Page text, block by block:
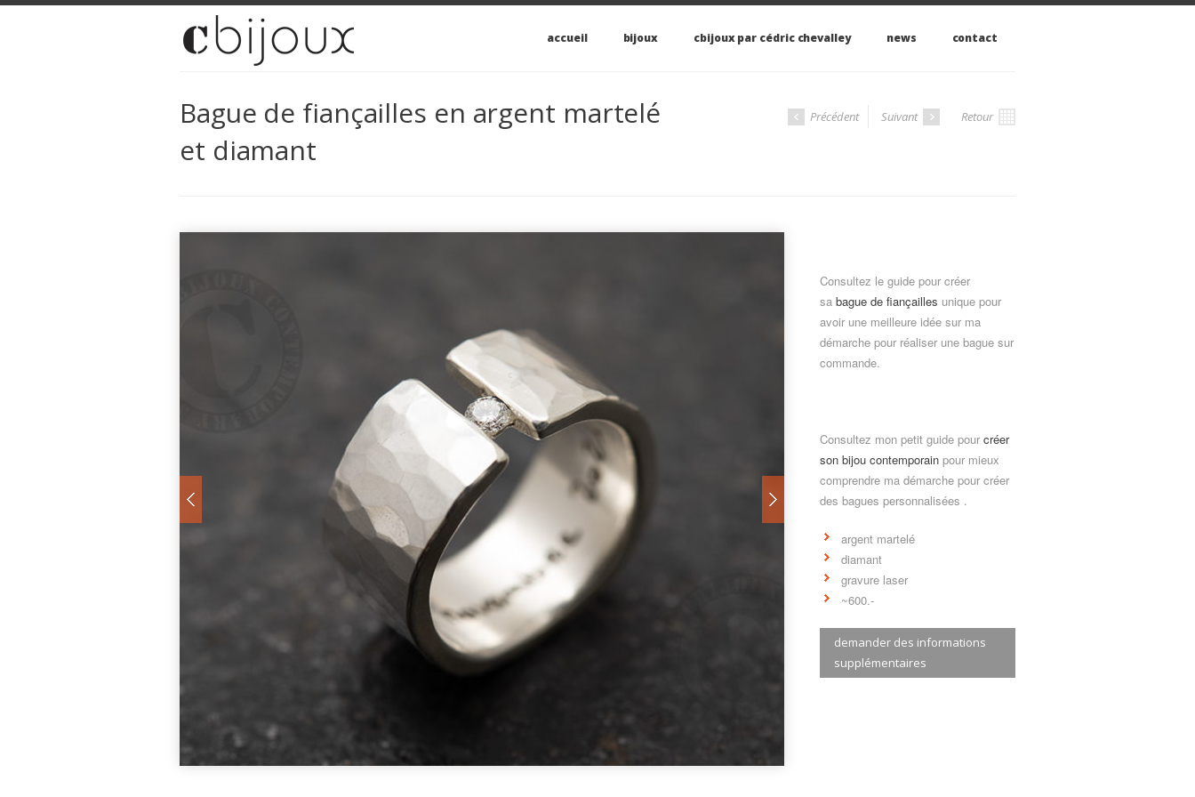
accueil bijoux cbijoux par cédric chevalley news contact
Bague de fiançailles en argent martelé
et diamant
Précédent Suivant Retour
Consultez le guide pour créer
sa bague de fiançailles unique pour
avoir une meilleure idée sur ma
démarche pour réaliser une bague sur
commande.
Consultez mon petit guide pour créer
son bijou contemporain pour mieux
comprendre ma démarche pour créer
des bagues personnalisées .
argent martelé
diamant
gravure laser
~600.-
demander des informations
supplémentaires